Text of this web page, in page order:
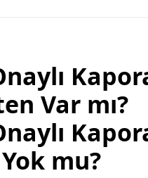
Var mı?
mu?